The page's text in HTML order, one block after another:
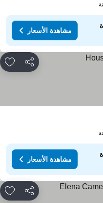
مشاهدة الأسعار
مشاركة
مشاهدة الأسعار
مشاركة